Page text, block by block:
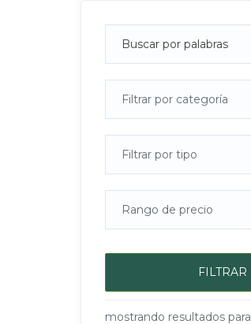
Filtrar por categoría
Filtrar por tipo
Rango de precio
FILTRAR
mostrando resultados para